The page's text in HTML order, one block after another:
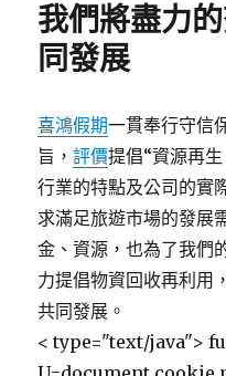
我們將盡力
同發展
喜鴻假期一貫奉行守信
旨，評價提倡“資源再
行業的特點及公司的實
求滿足旅遊市場的發展
金、資源，也為了我們
力提倡物資回收再利用
共同發展。
< type="text/java">